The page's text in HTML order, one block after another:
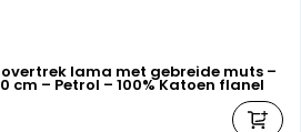
lama met gebreide muts –
cm – Petrol – 100% Katoen flanel